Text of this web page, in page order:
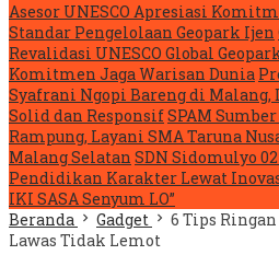
Asesor UNESCO Apresiasi
Standar Pengelolaan Geopark Ijen
Revalidasi UNESCO Global
Komitmen Jaga Warisan Dunia
Syafrani Ngopi Bareng di Malang,
Solid dan ResponsifSPAM
Rampung, Layani SMA Taruna
Malang Selatan SDN Sidomulyo
Pendidikan Karakter Lewat
IKI SASA Senyum LO”
Beranda
Gadget
6 Tips
Lawas Tidak Lemot